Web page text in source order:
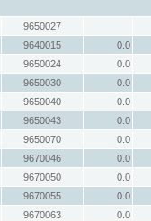
9650027
9640015
0.0
9650024
0.0
9650030
0.0
9650040
0.0
9650043
0.0
9650070
0.0
9670046
0.0
9670050
0.0
9670055
0.0
9670063
0.0